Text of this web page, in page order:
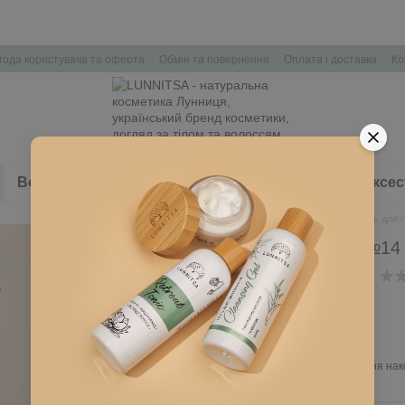
користувача та оферта Обмін та повернення Оплата і доставка
Волосся Здоров'я Набори косметики
Головна Обличчя
Олівець для губ №14
В наявності Артикул: L157
200 грн
% Ввійти для відображення